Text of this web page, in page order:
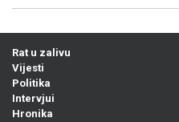
Rat u zalivu
Vijesti
Politika
Intervjui
Hronika